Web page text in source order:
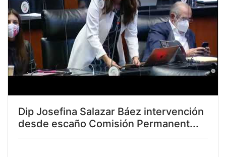
Dip Josefina Salazar Báez intervención
desde escaño Comisión Permanent...